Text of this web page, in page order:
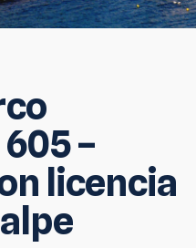
–
licencia